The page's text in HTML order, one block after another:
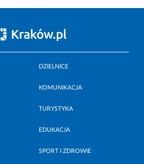
DZIELNICE
KOMUNIKACJA
TURYSTYKA
EDUKACJA
SPORT I ZDROWIE